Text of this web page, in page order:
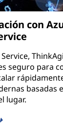
con
seguro para
basadas
lugar.